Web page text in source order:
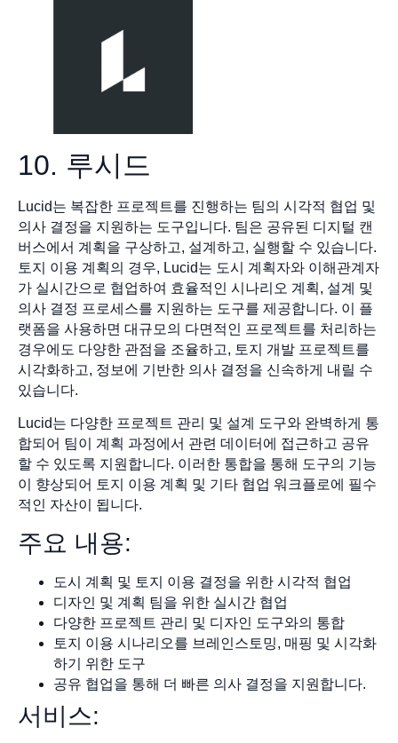
10. 루시드
Lucid는 복잡한 프로젝트를 진행하는 팀의 시각적 협업 및
의사 결정을 지원하는 도구입니다. 팀은 공유된 디지털 캔
버스에서 계획을 구상하고, 설계하고, 실행할 수 있습니다.
토지 이용 계획의 경우, Lucid는 도시 계획자와 이해관계자
가 실시간으로 협업하여 효율적인 시나리오 계획, 설계 및
의사 결정 프로세스를 지원하는 도구를 제공합니다. 이 플
랫폼을 사용하면 대규모의 다면적인 프로젝트를 처리하는
경우에도 다양한 관점을 조율하고, 토지 개발 프로젝트를
시각화하고, 정보에 기반한 의사 결정을 신속하게 내릴 수
있습니다.
Lucid는 다양한 프로젝트 관리 및 설계 도구와 완벽하게 통
합되어 팀이 계획 과정에서 관련 데이터에 접근하고 공유
할 수 있도록 지원합니다. 이러한 통합을 통해 도구의 기능
이 향상되어 토지 이용 계획 및 기타 협업 워크플로에 필수
적인 자산이 됩니다.
주요 내용:
도시 계획 및 토지 이용 결정을 위한 시각적 협업
디자인 및 계획 팀을 위한 실시간 협업
다양한 프로젝트 관리 및 디자인 도구와의 통합
토지 이용 시나리오를 브레인스토밍, 매핑 및 시각화
하기 위한 도구
공유 협업을 통해 더 빠른 의사 결정을 지원합니다.
서비스: